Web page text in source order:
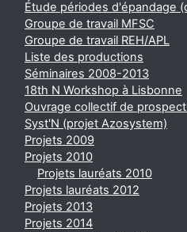
Étude périodes d'épandage
Groupe de travail MFSC
Groupe de travail REH/APL
Liste des productions
Séminaires 2008-2013
18th N Workshop à Lisbonne
Ouvrage collectif de
Syst'N (projet Azosystem)
Projets 2009
Projets 2010
Projets lauréats 2010
Projets lauréats 2012
Projets 2013
Projets 2014